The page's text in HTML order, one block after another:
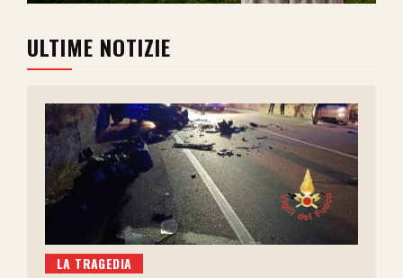
ULTIME NOTIZIE
LA TRAGEDIA